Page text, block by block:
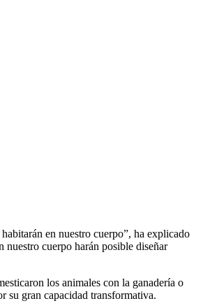
en nuestro cuerpo”, ha explicado
cuerpo harán posible diseñar
los animales con la ganadería o
su gran capacidad transformativa.